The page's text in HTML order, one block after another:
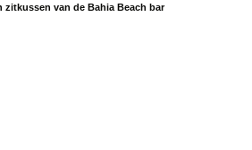
zitkussen van de Bahia Beach bar